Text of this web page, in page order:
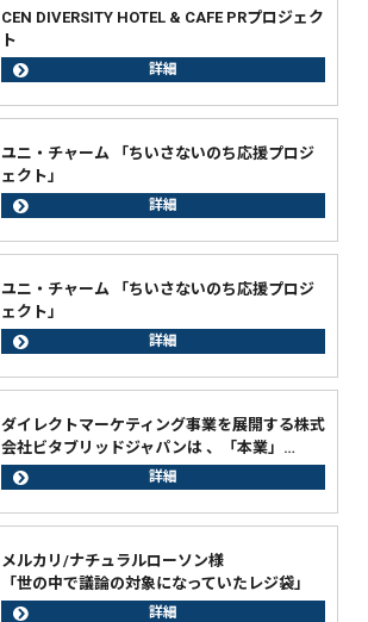
CEN DIVERSITY HOTEL & CAFE PRプロジェク
ト
詳細
ユニ・チャーム 「ちいさないのち応援プロジ
ェクト」
詳細
ユニ・チャーム 「ちいさないのち応援プロジ
ェクト」
詳細
ダイレクトマーケティング事業を展開する株式
会社ビタブリッドジャパンは 、「本業」…
詳細
メルカリ/ナチュラルローソン様
「世の中で議論の対象になっていたレジ袋」
詳細